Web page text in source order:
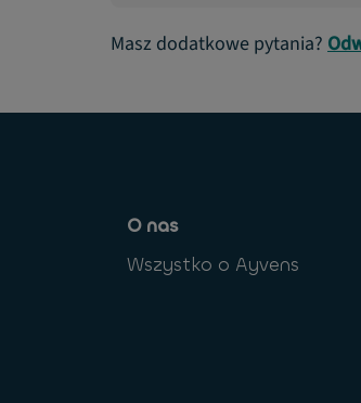
Masz dodatkowe pytania?
O nas
Wszystko o Ayvens